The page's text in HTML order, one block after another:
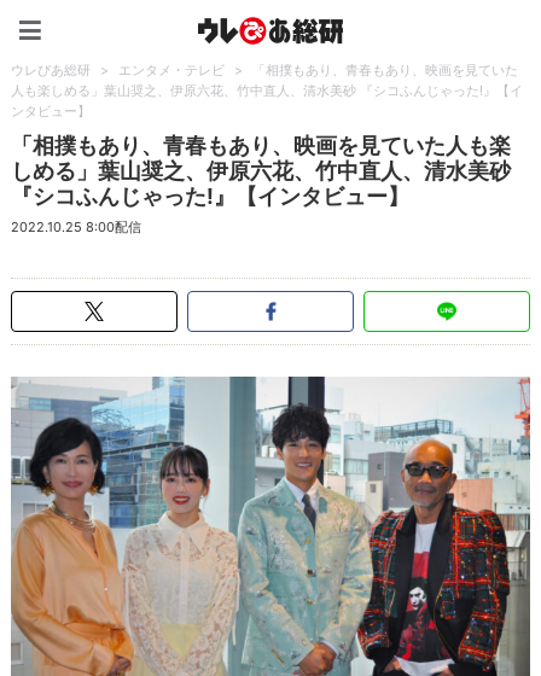
ウレぴあ総研 > エンタメ・テレビ >
「相撲もあり、青春もあり、映画を見ていた
人も楽しめる」葉山奨之、伊原六花、竹中直人、清水美砂 『シコふんじゃった!』【イ
ンタビュー】
「相撲もあり、青春もあり、映画を見ていた人も楽
しめる」葉山奨之、伊原六花、竹中直人、清水美砂
『シコふんじゃった!』【インタビュー】
2022.10.25 8:00配信